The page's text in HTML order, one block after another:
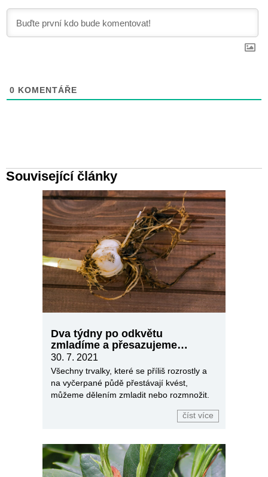
0 KOMENTÁŘE
Související články
Dva týdny po odkvětu
zmladíme a přesazujeme
trvalky
30. 7. 2021
Všechny trvalky, které se příliš rozrostly a
na vyčerpané půdě přestávají kvést,
můžeme dělením zmladit nebo rozmnožit.
číst více